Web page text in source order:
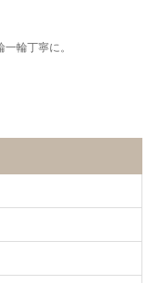
輪丁寧に。